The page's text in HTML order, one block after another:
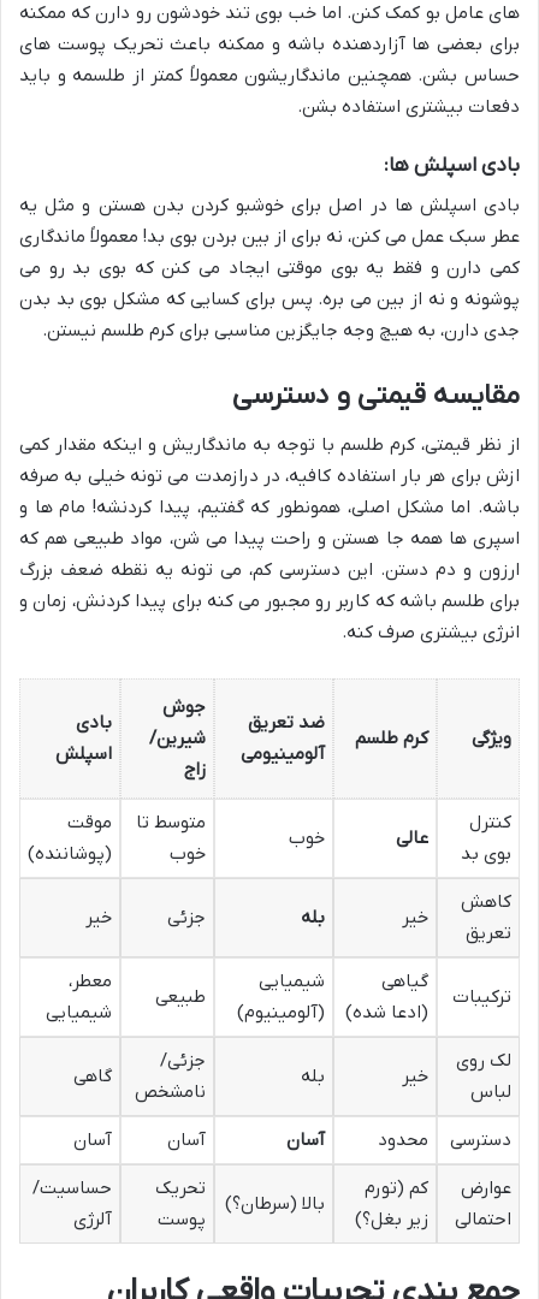
های عامل بو کمک کنن. اما خب بوی تند خودشون رو دارن که ممکنه
برای بعضی ها آزاردهنده باشه و ممکنه باعث تحریک پوست های
حساس بشن. همچنین ماندگاریشون معمولاً کمتر از طلسمه و باید
دفعات بیشتری استفاده بشن.
بادی اسپلش ها:
بادی اسپلش ها در اصل برای خوشبو کردن بدن هستن و مثل یه
عطر سبک عمل می کنن، نه برای از بین بردن بوی بد! معمولاً ماندگاری
کمی دارن و فقط یه بوی موقتی ایجاد می کنن که بوی بد رو می
پوشونه و نه از بین می بره. پس برای کسایی که مشکل بوی بد بدن
جدی دارن، به هیچ وجه جایگزین مناسبی برای کرم طلسم نیستن.
مقایسه قیمتی و دسترسی
از نظر قیمتی، کرم طلسم با توجه به ماندگاریش و اینکه مقدار کمی
ازش برای هر بار استفاده کافیه، در درازمدت می تونه خیلی به صرفه
باشه. اما مشکل اصلی، همونطور که گفتیم، پیدا کردنشه! مام ها و
اسپری ها همه جا هستن و راحت پیدا می شن، مواد طبیعی هم که
ارزون و دم دستن. این دسترسی کم، می تونه یه نقطه ضعف بزرگ
برای طلسم باشه که کاربر رو مجبور می کنه برای پیدا کردنش، زمان و
انرژی بیشتری صرف کنه.
ویژگی کرم طلسم
ضد تعریق
آلومینیومی
جوش
شیرین/
زاج
بادی
اسپلش
کنترل
بوی بد
عالی خوب
متوسط تا
خوب
موقت
(پوشاننده)
کاهش
تعریق
خیر بله جزئی خیر
ترکیبات
گیاهی
(ادعا شده)
شیمیایی
(آلومینیوم)
طبیعی
معطر،
شیمیایی
لک روی
لباس
خیر بله
جزئی/
نامشخص
گاهی
دسترسی محدود آسان آسان
آسان
عوارض
احتمالی
کم (تورم
زیر بغل؟)
بالا (سرطان؟)
تحریک
پوست
حساسیت/
آلرژی